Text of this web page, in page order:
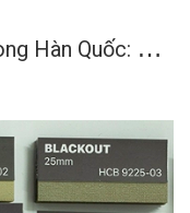
B
ản chất vật liệu của rèm tổ ong Hàn Quốc: Vai trò của vải không dệt trong cách nhiệt